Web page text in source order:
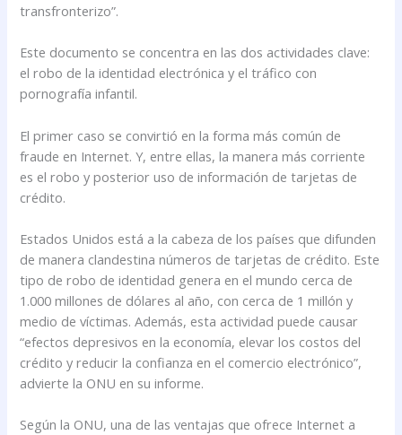
transfronterizo”.
Este documento se concentra en las dos actividades clave:
el robo de la identidad electrónica y el tráfico con
pornografía infantil.
El primer caso se convirtió en la forma más común de
fraude en Internet. Y, entre ellas, la manera más corriente
es el robo y posterior uso de información de tarjetas de
crédito.
Estados Unidos está a la cabeza de los países que difunden
de manera clandestina números de tarjetas de crédito. Este
tipo de robo de identidad genera en el mundo cerca de
1.000 millones de dólares al año, con cerca de 1 millón y
medio de víctimas. Además, esta actividad puede causar
“efectos depresivos en la economía, elevar los costos del
crédito y reducir la confianza en el comercio electrónico”,
advierte la ONU en su informe.
Según la ONU, una de las ventajas que ofrece Internet a